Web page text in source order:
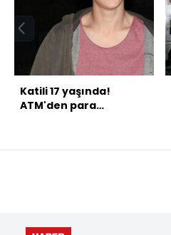
Katili 17 yaşında!
ATM'den para